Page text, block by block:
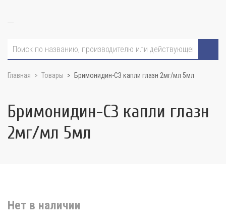
Главная Товары Бримонидин-СЗ капли глазн 2мг/мл 5мл
Бримонидин-СЗ капли глазн
2мг/мл 5мл
Нет в наличии